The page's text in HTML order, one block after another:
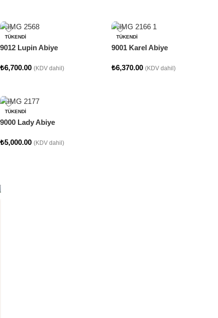
TÜKENDI
9012 Lupin Abiye
₺6,700.00 (KDV dahil)
TÜKENDI
9001 Karel Abiye
₺6,370.00 (KDV dahil)
TÜKENDI
9000 Lady Abiye
₺5,000.00 (KDV dahil)